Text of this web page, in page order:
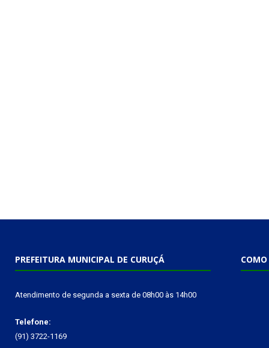
PREFEITURA MUNICIPAL DE CURUÇÁ
Atendimento de segunda a sexta de 08h00 às 14h00
Telefone:
(91) 3722-1169
COMO